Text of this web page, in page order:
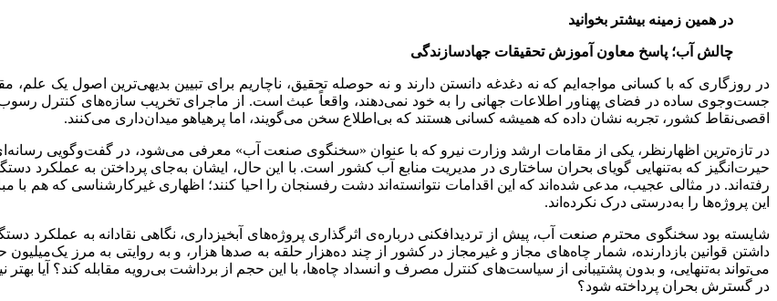
در همین زمینه بیشتر بخوانید
چالش آب؛ پاسخ معاون آموزش تحقیقات جهادسازندگی
در روزگاری که با کسانی مواجه‌ایم که نه دغدغه دانستن دارند و نه حوصله تحقیق، ناچاریم برای تبیین بدیهی‌ترین اصول یک
جست‌وجوی ساده در فضای پهناور اطلاعات جهانی را به خود نمی‌دهند، واقعاً عبث است. از ماجرای تخریب سازه‌های کنترل رسوب
اقصی‌نقاط کشور، تجربه نشان داده که همیشه کسانی هستند که بی‌اطلاع سخن می‌گویند، اما پرهیاهو میدان‌داری می‌کنند.
حیرت‌انگیز که به‌تنهایی گویای بحران ساختاری در مدیریت منابع آب کشور است. با این حال، ایشان به‌جای پرداختن به عملکرد
رفته‌اند. در مثالی عجیب، مدعی شده‌اند که این اقدامات نتوانسته‌اند دشت رفسنجان را احیا کنند؛ اظهاری غیرکارشناسی که هم
این پروژه‌ها را به‌درستی درک نکرده‌اند.
داشتن قوانین بازدارنده، شمار چاه‌های مجاز و غیرمجاز در کشور از چند ده‌هزار حلقه به صدها هزار، و به روایتی به مرز
می‌تواند به‌تنهایی، و بدون پشتیبانی از سیاست‌های کنترل مصرف و انسداد چاه‌ها، با این حجم از برداشت بی‌رویه مقابله کند؟ آیا
در گسترش بحران پرداخته شود؟